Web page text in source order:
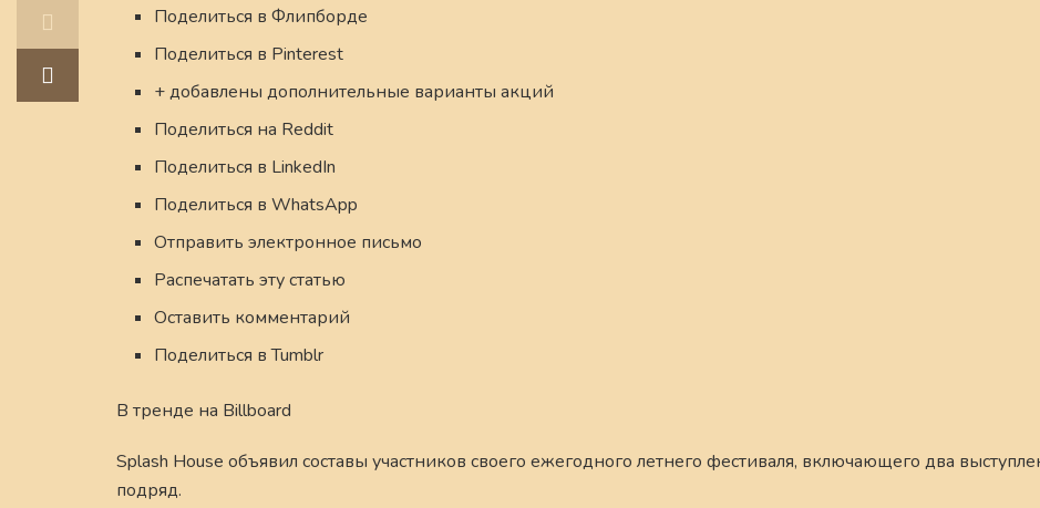
Поделиться в Флипборде
Поделиться в Pinterest
+ добавлены дополнительные варианты акций
Поделиться на Reddit
Поделиться в LinkedIn
Поделиться в WhatsApp
Отправить электронное письмо
Распечатать эту статью
Оставить комментарий
Поделиться в Tumblr
В тренде на Billboard
Splash House объявил составы участников своего ежегодного летнего фестиваля, включающего два
подряд.